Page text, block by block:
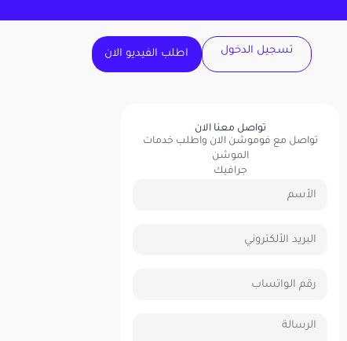
تسجيل الدخول اطلب الفيديو الان
تواصل معنا الان
تواصل مع فوموشن الان واطلب خدمات
الموشن
جرافيك